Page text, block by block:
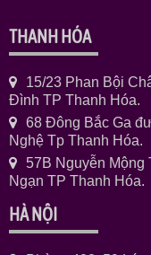
THANH HÓA
15/23 Phan Bội
Đình TP Thanh Hóa.
68 Đông Bắc Ga
Nghệ Tp Thanh Hóa.
57B Nguyễn Mộng
Ngạn TP Thanh Hóa.
HÀ NỘI